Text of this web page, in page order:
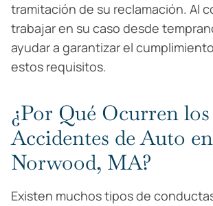
tramitación de su reclamación. Al
trabajar en su caso desde
ayudar a garantizar el
estos requisitos.
¿Por Qué Ocurren los
Accidentes de Auto en
Norwood, MA?
Existen muchos tipos de